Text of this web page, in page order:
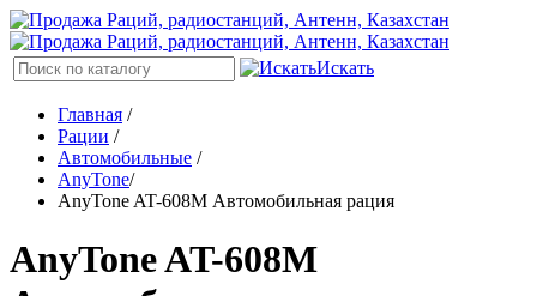
Искать
Главная /
Рации /
Автомобильные /
AnyTone/
AnyTone AT-608M Автомобильная рация
AnyTone AT-608M